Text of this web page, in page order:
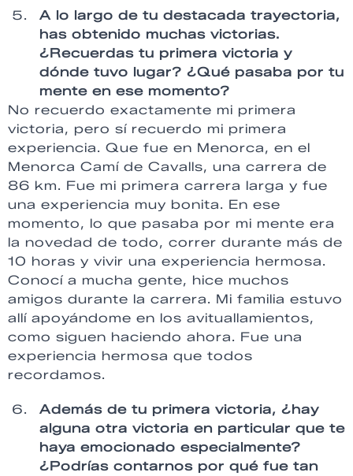
A lo largo de tu destacada trayectoria,
has obtenido muchas victorias.
¿Recuerdas tu primera victoria y
dónde tuvo lugar? ¿Qué pasaba por tu
mente en ese momento?
No recuerdo exactamente mi primera
victoria, pero sí recuerdo mi primera
experiencia. Que fue en Menorca, en el
Menorca Camí de Cavalls, una carrera de
86 km. Fue mi primera carrera larga y fue
una experiencia muy bonita. En ese
momento, lo que pasaba por mi mente era
la novedad de todo, correr durante más de
10 horas y vivir una experiencia hermosa.
Conocí a mucha gente, hice muchos
amigos durante la carrera. Mi familia estuvo
allí apoyándome en los avituallamientos,
como siguen haciendo ahora. Fue una
experiencia hermosa que todos
recordamos.
Además de tu primera victoria, ¿hay
alguna otra victoria en particular que te
haya emocionado especialmente?
¿Podrías contarnos por qué fue tan